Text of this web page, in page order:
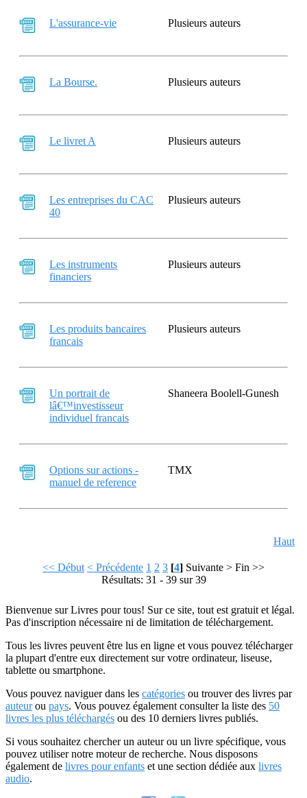
L'assurance-vie Plusieurs auteurs
La Bourse. Plusieurs auteurs
Le livret A Plusieurs auteurs
Les entreprises du CAC
40
Plusieurs auteurs
Les instruments
financiers
Plusieurs auteurs
Les produits bancaires
francais
Plusieurs auteurs
Un portrait de
lâ€™investisseur
individuel francais
Shaneera Boolell-Gunesh
Options sur actions -
manuel de reference
TMX
Haut
<< Début < Précédente 1 2 3 [4] Suivante > Fin >>
Résultats: 31 - 39 sur 39
Bienvenue sur Livres pour tous! Sur ce site, tout est gratuit et légal.
Pas d'inscription nécessaire ni de limitation de téléchargement.
Tous les livres peuvent être lus en ligne et vous pouvez télécharger
la plupart d'entre eux directement sur votre ordinateur, liseuse,
tablette ou smartphone.
Vous pouvez naviguer dans les catégories ou trouver des livres par
auteurou pays. Vous pouvez également consulter la liste des 50
livres les plus téléchargés ou des 10 derniers livres publiés.
Si vous souhaitez chercher un auteur ou un livre spécifique, vous
pouvez utiliser notre moteur de recherche. Nous disposons
également de livres pour enfants et une section dédiée aux livres
audio.